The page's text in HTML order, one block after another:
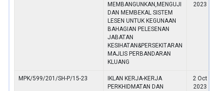
MEMBANGUNKAN,MENGUJI
DAN MEMBEKAL SISTEM
LESEN UNTUK KEGUNAAN
BAHAGIAN PELESENAN
JABATAN
KESIHATAN&PERSEKITARAN
MAJLIS PERBANDARAN
KLUANG
2023
MPK/599/201/SH-P/15-23
IKLAN KERJA-KERJA
PERKHIDMATAN DAN
2 Oct
2023